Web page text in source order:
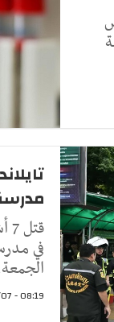
في
08:19 - 2026/08/07